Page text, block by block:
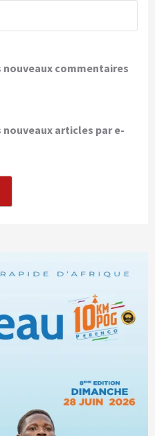
commentaires
articles par e-